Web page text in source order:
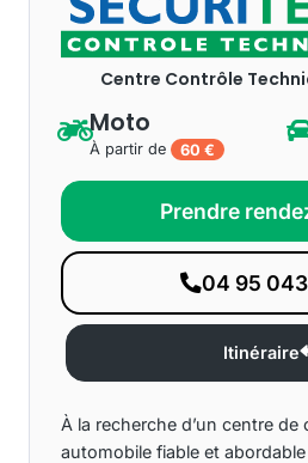
Centre Contrôle
Moto
À partir de 60 €
Prendre
04 95
Itinéraire
À la recherche d’un centre
automobile fiable et abordable